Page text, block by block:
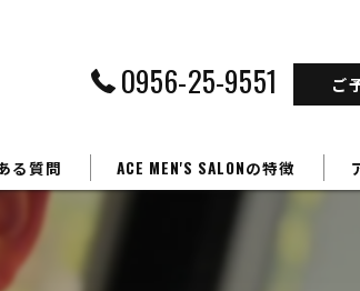
0956-25-9551 ご
る質問 ACE MEN'S SALONの特徴